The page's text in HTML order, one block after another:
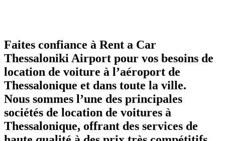
Faites confiance à Rent a Car
Thessaloniki Airport pour vos besoins de
location de voiture à l’aéroport de
Thessalonique et dans toute la ville.
Nous sommes l’une des principales
sociétés de location de voitures à
Thessalonique, offrant des services de